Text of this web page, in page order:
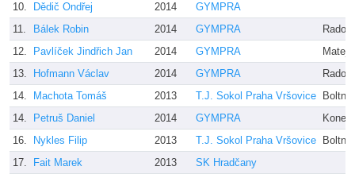
10.
Dědič Ondřej 2014
GYMPRA
11.
Bálek Robin 2014 GYMPRA
12.
Pavlíček Jindřich Jan 2014 GYMPRA
13.
Hofmann Václav 2014 GYMPRA
14.
Machota Tomáš 2013 T.J. Sokol Praha Vršovice
14.
Petruš Daniel 2014 GYMPRA
16.
Nykles Filip 2013 T.J. Sokol Praha Vršovice
17.
Fait Marek 2013
SK Hradčany